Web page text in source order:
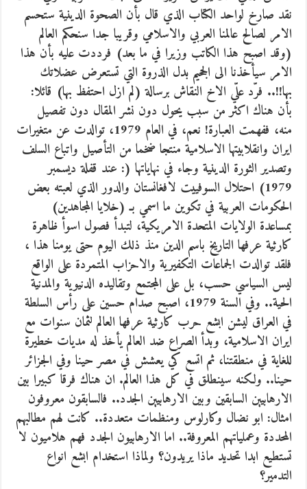
نقد صارخ لواحد الكتاب الذي قال بأن الصحوة الدينية ستحسم
الامر لصالح عالمنا العربي والاسلامي وقريبا جدا سنحكم العالم
(وقد اصبح هذا الكاتب وزيرا في ما بعد) فرددت عليه بأن هذا
الامر سيأخذنا الى الجحيم بدل الذروة التي تستعرض عضلاتك
بها!!.. فرّد علّي الاخ النقاش برسالة (لم ازل احتفظ بها) قائلا:
بأن هناك اكثر من سبب يحول دون نشر المقال دون تفصيل
منه، ففهمت العبارة! نعم، في العام 1979، توالدت عن متغيرات
ايران وانقلابيتها الاسلامية منتجا ضخما من التأصيل واتباع السلف
وتصدير الثورة الدينية وجاء في نهاياتها (: عند قفلة ديسمبر
1979) احتلال السوفييت لافغانستان والدور الذي لعبته بعض
الحكومات العربية في تكوين ما اسمي بـ (خلايا المجاهدين)
بمساعدة الولايات المتحدة الامريكية، لتبدأ فصول اسوأ ظاهرة
كارثية عرفها التاريخ باسم الدين منذ ذلك اليوم حتى يومنا هذا ،
فلقد توالدت الجماعات التكفيرية والاحزاب المتمردة على الواقع
ليس السياسي حسب، بل على المجتمع وتقاليده الدنيوية والمدنية
الحية.. وفي السنة 1979، اصبح صدام حسين على رأس السلطة
في العراق ليشن ابشع حرب كارثية عرفها العالم لثمان سنوات مع
ايران الاسلامية، وبدأ الصراع ضد العالم يأخذ له مديات خطيرة
للغاية في منطقتنا، ثم اتسع كي يعشش في مصر حينا وفي الجزائر
حينا.. ولكنه سينطلق في كل هذا العالم. ان هناك فرقا كبيرا بين
الارهابيين السابقين وبين الارهابيين الجدد.. فالسابقون معروفون
امثال: ابو نضال وكارلوس ومنظمات متعددة.. كانت لهم مطالبهم
المحددة وعملياتهم المعروفة.. اما الارهابيون الجدد فهم هلاميون لا
تستطيع ابدا تحديد ماذا يريدون؟ ولماذا استخدام ابشع انواع
التدمير؟